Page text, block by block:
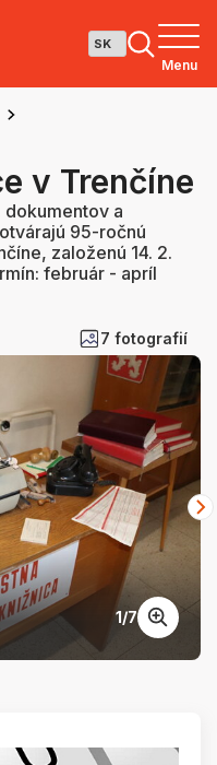
Menu
v Trenčíne
a
95-ročnú
založenú 14. 2.
február - apríl
7 fotografií
1/7